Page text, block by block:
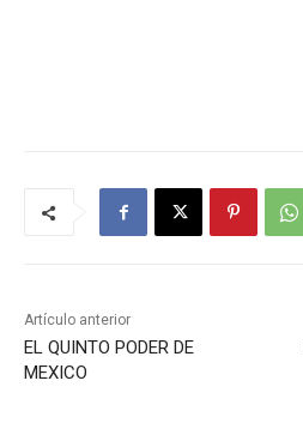
Artículo anterior
EL QUINTO PODER DE
MEXICO